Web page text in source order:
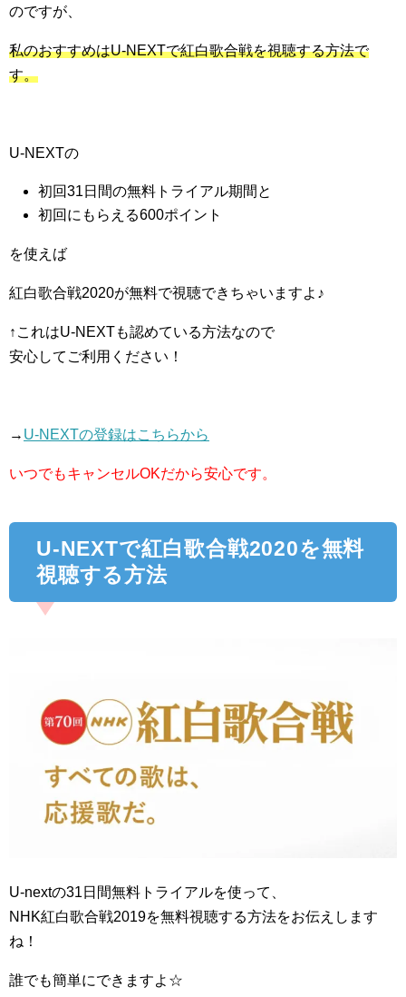
のですが、
私のおすすめはU-NEXTで紅白歌合戦を視聴する方法で
す。
U-NEXTの
初回31日間の無料トライアル期間と
初回にもらえる600ポイント
を使えば
紅白歌合戦2020が無料で視聴できちゃいますよ♪
↑これはU-NEXTも認めている方法なので
安心してご利用ください！
→ U-NEXTの登録はこちらから
いつでもキャンセルOKだから安心です。
U-NEXTで紅白歌合戦2020を無料
視聴する方法
U-nextの31日間無料トライアルを使って、
NHK紅白歌合戦2019を無料視聴する方法をお伝えします
ね！
誰でも簡単にできますよ☆